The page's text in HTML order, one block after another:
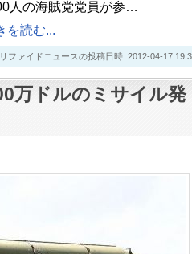
人の海賊党党員が参…
を読む...
ファイドニュースの投稿日時: 2012-04-17
万ドルのミサイル発